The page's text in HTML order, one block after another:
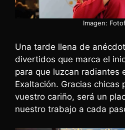
Imagen:
Una tarde llena de
divertidos que marca el
para que luzcan radiantes
Exaltación. Gracias chicas
vuestro cariño, será un
nuestro trabajo a cada